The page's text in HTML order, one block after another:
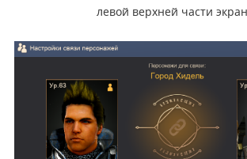
левой верхней части